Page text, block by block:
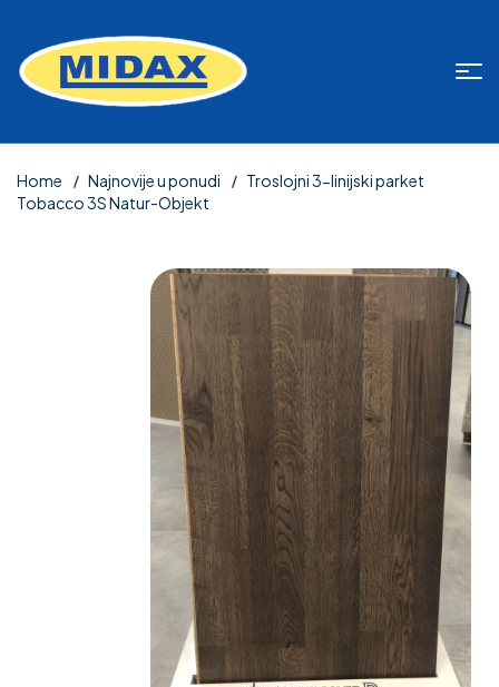
Home Najnovije u ponudi
Troslojni 3-linijski parket
Tobacco 3S Natur-Objekt